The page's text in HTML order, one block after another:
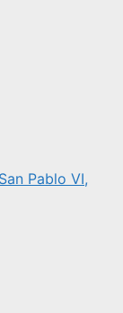
Pablo VI,